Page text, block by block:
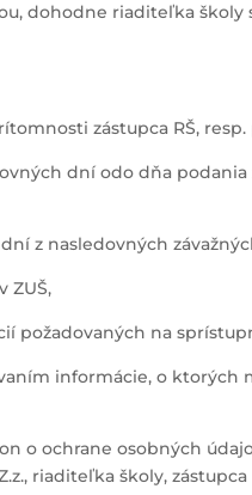
dohodne riaditeľka školy
zástupca RŠ,
dní odo dňa
z nasledovných
ZUŠ,
požadovaných na
informácie, o ktorých
o ochrane osobných
riaditeľka školy,